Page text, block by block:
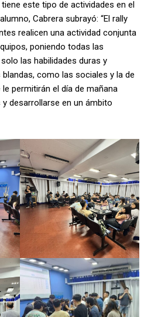
este tipo de actividades en el
Cabrera subrayó: “El rally
realicen una actividad conjunta
poniendo todas las
las habilidades duras y
como las sociales y la de
permitirán el día de mañana
desarrollarse en un ámbito